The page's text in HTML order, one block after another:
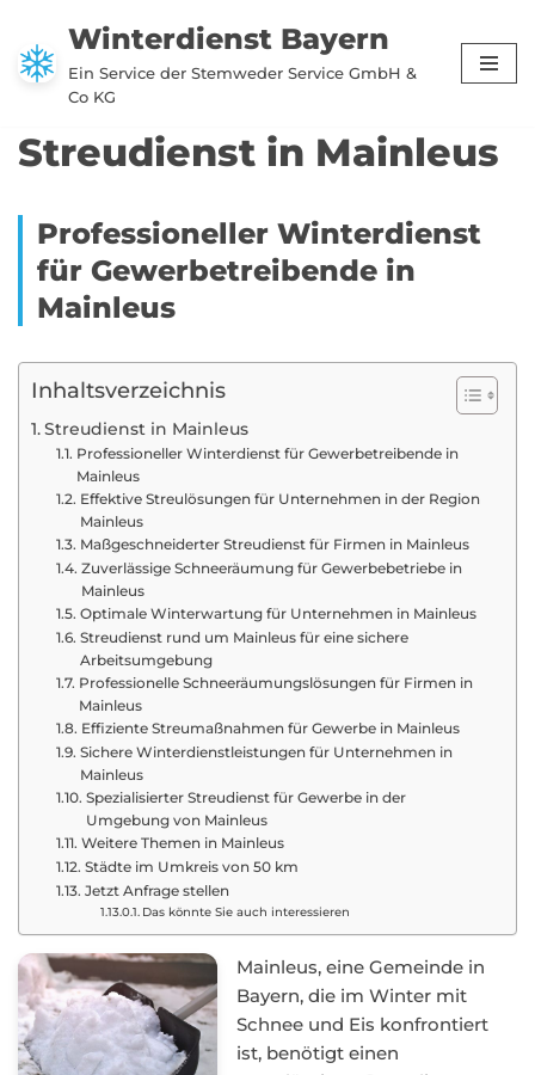
Zum
Inhalt
Winterdienst Bayern
Ein Service der Stemweder Service GmbH &
Co KG
Streudienst in Mainleus
Professioneller Winterdienst
für Gewerbetreibende in
Mainleus
Inhaltsverzeichnis
Streudienst in Mainleus
Professioneller Winterdienst für Gewerbetreibende in
Mainleus
Effektive Streulösungen für Unternehmen in der Region
Mainleus
Maßgeschneiderter Streudienst für Firmen in Mainleus
Zuverlässige Schneeräumung für Gewerbebetriebe in
Mainleus
Optimale Winterwartung für Unternehmen in Mainleus
Streudienst rund um Mainleus für eine sichere
Arbeitsumgebung
Professionelle Schneeräumungslösungen für Firmen in
Mainleus
Effiziente Streumaßnahmen für Gewerbe in Mainleus
Sichere Winterdienstleistungen für Unternehmen in
Mainleus
Spezialisierter Streudienst für Gewerbe in der
Umgebung von Mainleus
Weitere Themen in Mainleus
Städte im Umkreis von 50 km
Jetzt Anfrage stellen
Das könnte Sie auch interessieren
Mainleus, eine Gemeinde in
Bayern, die im Winter mit
Schnee und Eis konfrontiert
ist, benötigt einen